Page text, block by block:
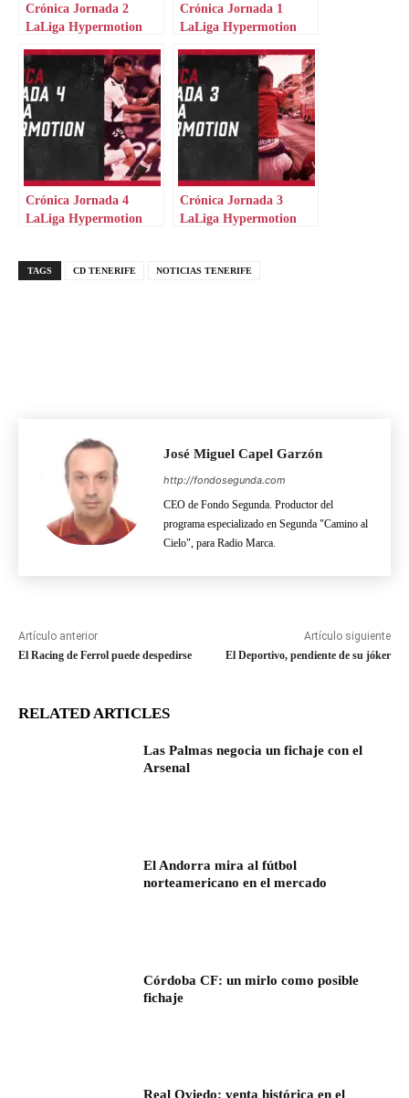
Crónica Jornada 2
LaLiga Hypermotion
Crónica Jornada 1
LaLiga Hypermotion
Crónica Jornada 4
LaLiga Hypermotion
Crónica Jornada 3
LaLiga Hypermotion
TAGS CD TENERIFE NOTICIAS TENERIFE
José Miguel Capel Garzón
http://fondosegunda.com
CEO de Fondo Segunda. Productor del
programa especializado en Segunda "Camino al
Cielo", para Radio Marca.
Artículo anterior
El Racing de Ferrol puede despedirse
Artículo siguiente
El Deportivo, pendiente de su jóker
RELATED ARTICLES
Las Palmas negocia un fichaje con el
Arsenal
El Andorra mira al fútbol
norteamericano en el mercado
Córdoba CF: un mirlo como posible
fichaje
Real Oviedo: venta histórica en el